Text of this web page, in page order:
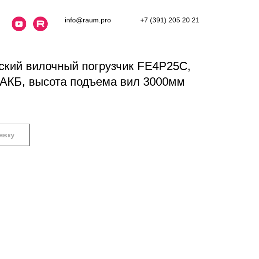
info@raum.pro +7 (391) 205 20 21
вилочный погрузчик FE4P25C,
АКБ, высота подъема вил 3000мм